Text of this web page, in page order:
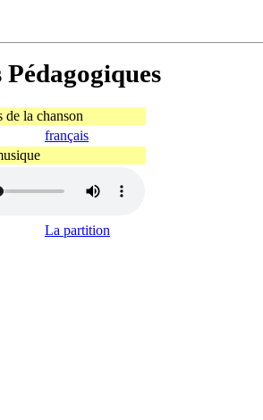
Pédagogiques
de la chanson
français
La partition